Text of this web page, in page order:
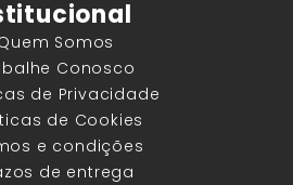
Somos
Conosco
de Privacidade
de Cookies
e condições
de entrega